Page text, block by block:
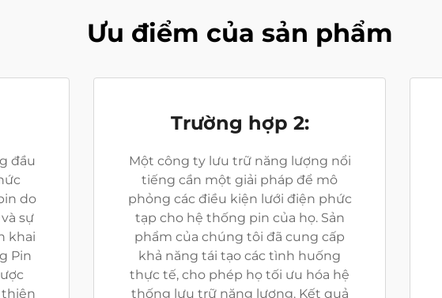
Ưu điểm của sản phẩm
đầu
do
sự
khai
Pin
thiện
Trường hợp 2:
Một công ty lưu trữ năng lượng nổi
tiếng cần một giải pháp để mô
phỏng các điều kiện lưới điện phức
tạp cho hệ thống pin của họ. Sản
phẩm của chúng tôi đã cung cấp
khả năng tái tạo các tình huống
thực tế, cho phép họ tối ưu hóa hệ
thống lưu trữ năng lượng. Kết quả